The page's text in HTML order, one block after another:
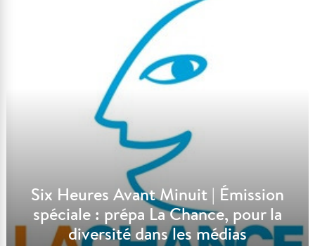
Six Heures Avant Minuit | Émission
spéciale : prépa La Chance, pour la
diversité dans les médias